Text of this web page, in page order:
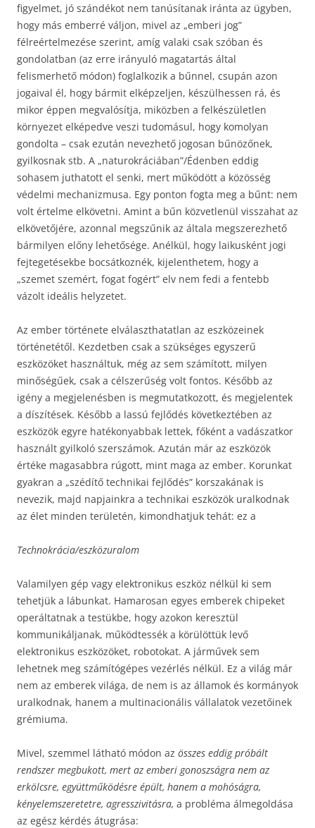
figyelmet, jó szándékot nem tanúsítanak iránta az ügyben,
hogy más emberré váljon, mivel az „emberi jog”
félreértelmezése szerint, amíg valaki csak szóban és
gondolatban (az erre irányuló magatartás által
felismerhető módon) foglalkozik a bűnnel, csupán azon
jogaival él, hogy bármit elképzeljen, készülhessen rá, és
mikor éppen megvalósítja, miközben a felkészületlen
környezet elképedve veszi tudomásul, hogy komolyan
gondolta – csak ezután nevezhető jogosan bűnözőnek,
gyilkosnak stb. A „naturokráciában”/Édenben eddig
sohasem juthatott el senki, mert működött a közösség
védelmi mechanizmusa. Egy ponton fogta meg a bűnt: nem
volt értelme elkövetni. Amint a bűn közvetlenül visszahat az
elkövetőjére, azonnal megszűnik az általa megszerezhető
bármilyen előny lehetősége. Anélkül, hogy laikusként jogi
fejtegetésekbe bocsátkoznék, kijelenthetem, hogy a
„szemet szemért, fogat fogért” elv nem fedi a fentebb
vázolt ideális helyzetet.
Az ember története elválaszthatatlan az eszközeinek
történetétől. Kezdetben csak a szükséges egyszerű
eszközöket használtuk, még az sem számított, milyen
minőségűek, csak a célszerűség volt fontos. Később az
igény a megjelenésben is megmutatkozott, és megjelentek
a díszítések. Később a lassú fejlődés következtében az
eszközök egyre hatékonyabbak lettek, főként a vadászatkor
használt gyilkoló szerszámok. Azután már az eszközök
értéke magasabbra rúgott, mint maga az ember. Korunkat
gyakran a „szédítő technikai fejlődés” korszakának is
nevezik, majd napjainkra a technikai eszközök uralkodnak
az élet minden területén, kimondhatjuk tehát: ez a
Technokrácia/eszközuralom
Valamilyen gép vagy elektronikus eszköz nélkül ki sem
tehetjük a lábunkat. Hamarosan egyes emberek chipeket
operáltatnak a testükbe, hogy azokon keresztül
kommunikáljanak, működtessék a körülöttük levő
elektronikus eszközöket, robotokat. A járművek sem
lehetnek meg számítógépes vezérlés nélkül. Ez a világ már
nem az emberek világa, de nem is az államok és kormányok
uralkodnak, hanem a multinacionális vállalatok vezetőinek
grémiuma.
Mivel, szemmel látható módon az összes eddig próbált
rendszer megbukott, mert az emberi gonoszságra nem az
erkölcsre, együttműködésre épült, hanem a mohóságra,
kényelemszeretetre, agresszivitásra, a probléma álmegoldása
az egész kérdés átugrása: